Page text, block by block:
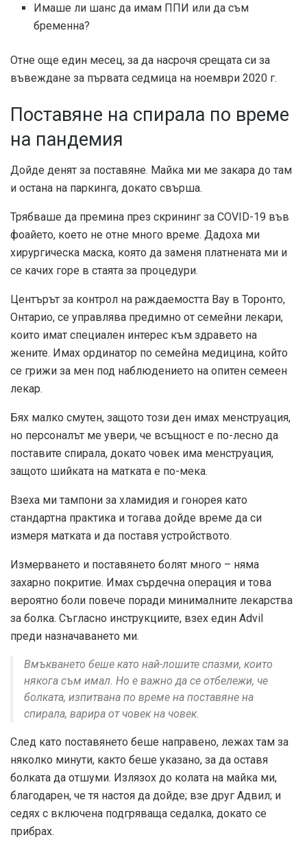
Имаше ли шанс да имам ППИ или да съм
бременна?
Отне още един месец, за да насрочя срещата си за
въвеждане за първата седмица на ноември 2020 г.
Поставяне на спирала по време
на пандемия
Дойде денят за поставяне. Майка ми ме закара до там
и остана на паркинга, докато свърша.
Трябваше да премина през скрининг за COVID-19 във
фоайето, което не отне много време. Дадоха ми
хирургическа маска, която да заменя платнената ми и
се качих горе в стаята за процедури.
Центърът за контрол на раждаемостта Bay в Торонто,
Онтарио, се управлява предимно от семейни лекари,
които имат специален интерес към здравето на
жените. Имах ординатор по семейна медицина, който
се грижи за мен под наблюдението на опитен семеен
лекар.
Бях малко смутен, защото този ден имах менструация,
но персоналът ме увери, че всъщност е по-лесно да
поставите спирала, докато човек има менструация,
защото шийката на матката е по-мека.
Взеха ми тампони за хламидия и гонорея като
стандартна практика и тогава дойде време да си
измеря матката и да поставя устройството.
Измерването и поставянето болят много – няма
захарно покритие. Имах сърдечна операция и това
вероятно боли повече поради минималните лекарства
за болка. Съгласно инструкциите, взех един Advil
преди назначаването ми.
Вмъкването беше като най-лошите спазми, които
някога съм имал. Но е важно да се отбележи, че
болката, изпитвана по време на поставяне на
спирала, варира от човек на човек.
След като поставянето беше направено, лежах там за
няколко минути, както беше указано, за да оставя
болката да отшуми. Излязох до колата на майка ми,
благодарен, че тя настоя да дойде; взе друг Адвил; и
седях с включена подгряваща седалка, докато се
прибрах.